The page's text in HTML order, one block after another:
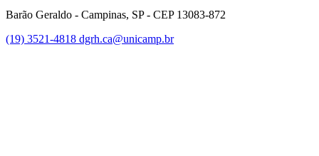
Barão Geraldo - Campinas, SP - CEP 13083-872
(19) 3521-4818 dgrh.ca@unicamp.br